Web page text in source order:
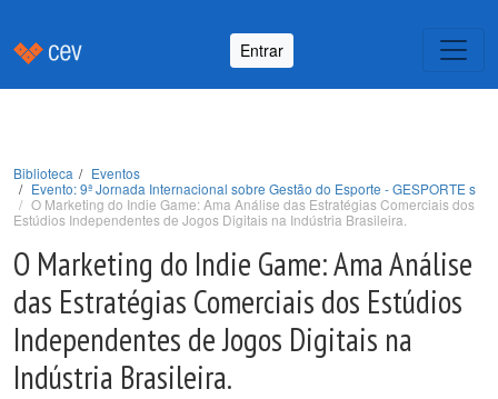
Entrar
Biblioteca
Eventos
Evento: 9ª Jornada Internacional sobre Gestão do Esporte - GESPORTE s
O Marketing do Indie Game: Ama Análise das Estratégias Comerciais dos
Estúdios Independentes de Jogos Digitais na Indústria Brasileira.
O Marketing do Indie Game: Ama Análise
das Estratégias Comerciais dos Estúdios
Independentes de Jogos Digitais na
Indústria Brasileira.